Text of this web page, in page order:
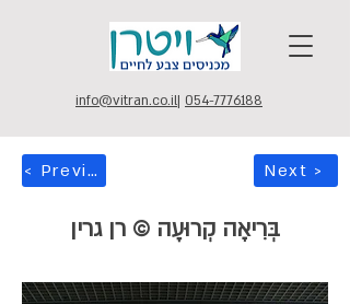
info@vitran.co.il| 054-7776188
< Previous Next >
בְּרִיאָה קְרוּעָה © רן גרין